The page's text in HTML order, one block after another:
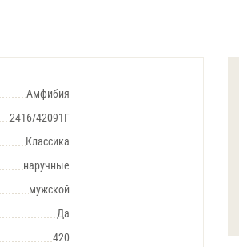
Амфибия
2416/42091Г
Классика
наручные
мужской
Да
420